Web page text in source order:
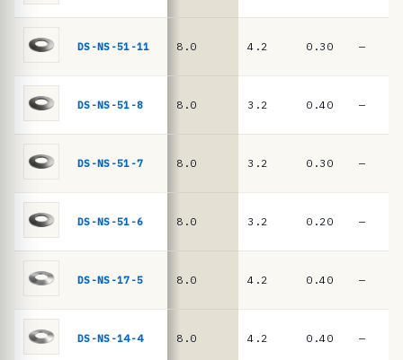
c
s
p
16983
DS-NS-51-11 8.0 4.2 0.30 —
DS-NS-51-8 8.0 3.2 0.40 —
DS-NS-51-7 8.0 3.2 0.30 —
DS-NS-51-6 8.0 3.2 0.20 —
DS-NS-17-5 8.0 4.2 0.40 —
DS-NS-14-4 8.0 4.2 0.40 —